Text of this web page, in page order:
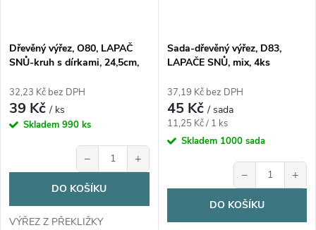
Dřevěný výřez, O80, LAPAČ
SNŮ-kruh s dírkami, 24,5cm,
32,23 Kč bez DPH
39 Kč/ ks
Skladem 990 ks
− +
DO KOŠÍKU
VÝŘEZ Z PŘEKLIŽKY
Sada-dřevěný výřez, D83,
LAPAČE SNŮ, mix, 4ks
37,19 Kč bez DPH
45 Kč/ sada
Měrná
cena:
11,25 Kč / 1 ks
Skladem 1000 sada
− +
DO KOŠÍKU